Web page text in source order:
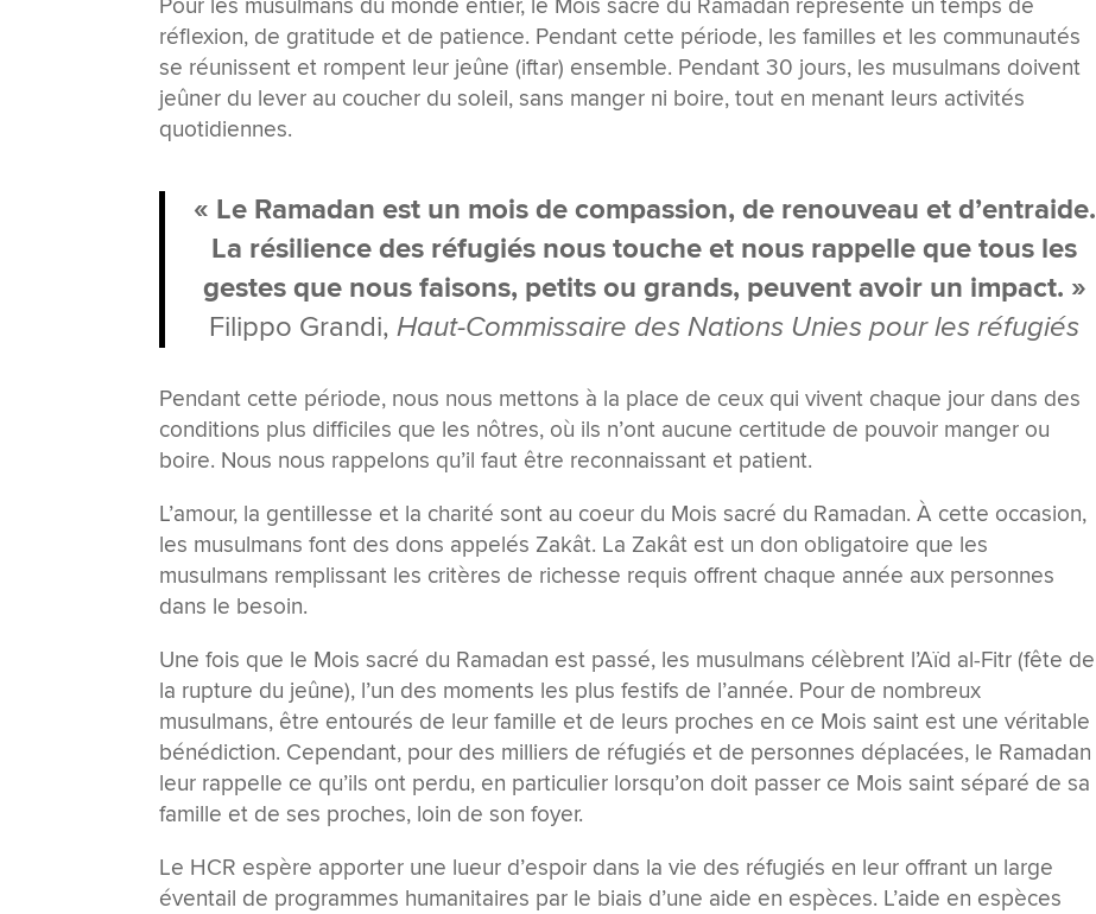
Pour les musulmans du monde entier, le Mois sacré du Ramadan représente un temps de
réflexion, de gratitude et de patience. Pendant cette période, les familles et les communautés
se réunissent et rompent leur jeûne (iftar) ensemble. Pendant 30 jours, les musulmans doivent
jeûner du lever au coucher du soleil, sans manger ni boire, tout en menant leurs activités
quotidiennes.
« Le Ramadan est un mois de compassion, de renouveau et d’entraide.
La résilience des réfugiés nous touche et nous rappelle que tous les
gestes que nous faisons, petits ou grands, peuvent avoir un impact. »
Filippo Grandi,Haut-Commissaire des Nations Unies pour les réfugiés
Pendant cette période, nous nous mettons à la place de ceux qui vivent chaque jour dans des
conditions plus difficiles que les nôtres, où ils n’ont aucune certitude de pouvoir manger ou
boire. Nous nous rappelons qu’il faut être reconnaissant et patient.
L’amour, la gentillesse et la charité sont au coeur du Mois sacré du Ramadan. À cette occasion,
les musulmans font des dons appelés Zakât. La Zakât est un don obligatoire que les
musulmans remplissant les critères de richesse requis offrent chaque année aux personnes
dans le besoin.
Une fois que le Mois sacré du Ramadan est passé, les musulmans célèbrent l’Aïd al-Fitr (fête de
la rupture du jeûne), l’un des moments les plus festifs de l’année. Pour de nombreux
musulmans, être entourés de leur famille et de leurs proches en ce Mois saint est une véritable
bénédiction. Cependant, pour des milliers de réfugiés et de personnes déplacées, le Ramadan
leur rappelle ce qu’ils ont perdu, en particulier lorsqu’on doit passer ce Mois saint séparé de sa
famille et de ses proches, loin de son foyer.
Le HCR espère apporter une lueur d’espoir dans la vie des réfugiés en leur offrant un large
éventail de programmes humanitaires par le biais d’une aide en espèces. L’aide en espèces